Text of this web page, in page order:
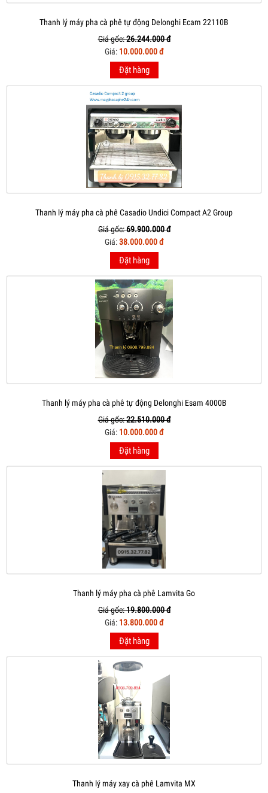
Thanh lý máy pha cà phê tự động Delonghi Ecam 22110B
Giá gốc:26.244.000 đ
Giá: 10.000.000 đ
Đặt hàng
Thanh lý máy pha cà phê Casadio Undici Compact A2 Group
Giá gốc:69.900.000 đ
Giá:38.000.000 đ
Đặt hàng
Thanh lý máy pha cà phê tự động Delonghi Esam 4000B
Giá gốc:22.510.000 đ
Giá: 10.000.000 đ
Đặt hàng
Thanh lý máy pha cà phê Lamvita Go
Giá gốc:19.800.000 đ
Giá: 13.800.000 đ
Đặt hàng
Thanh lý máy xay cà phê Lamvita MX